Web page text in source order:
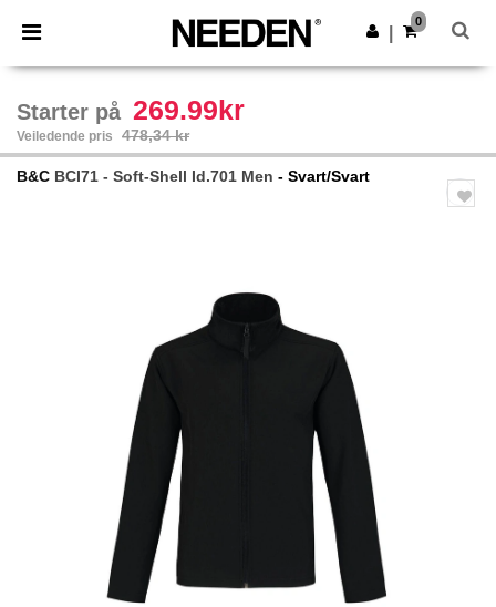
× Needen-app
Bedre priser i appen!
Last ned app
0
Starter på 269.99kr
Veiledende pris 478,34 kr
B&C BCI71 - Soft-Shell Id.701 Men - Svart/Svart